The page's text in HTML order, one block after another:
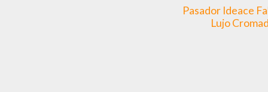
Pasador Ideace
Lujo